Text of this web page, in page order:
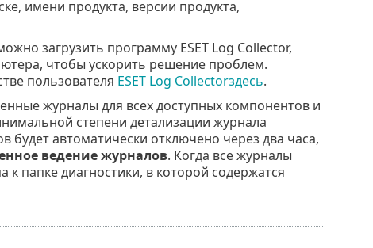
имени продукта, версии продукта,
загрузить программу ESET Log Collector,
чтобы ускорить решение проблем.
пользователя ESET Log Collectorздесь.
журналы для всех доступных компонентов и
степени детализации журнала
будет автоматически отключено через два часа,
ведение журналов. Когда все журналы
к папке диагностики, в которой содержатся